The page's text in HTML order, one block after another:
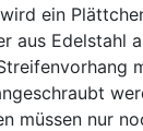
ein
aus Edelstahl
müssen nur